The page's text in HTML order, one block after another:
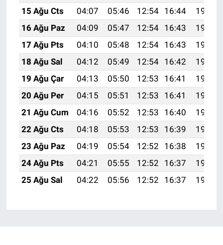
15 Ağu Cts
04:07 05:46 12:54 16:44
19:53
16 Ağu Paz
04:09 05:47 12:54 16:43
19:51
17 Ağu Pts
04:10 05:48 12:54 16:43
19:50
18 Ağu Sal
04:12 05:49 12:54 16:42
19:48
19 Ağu Çar
04:13 05:50 12:53 16:41
19:47
20 Ağu Per
04:15 05:51 12:53 16:41
19:45
21 Ağu Cum
04:16 05:52 12:53 16:40
19:44
22 Ağu Cts
04:18 05:53 12:53 16:39
19:42
23 Ağu Paz
04:19 05:54 12:52 16:38
19:41
24 Ağu Pts
04:21 05:55 12:52 16:37
19:39
25 Ağu Sal
04:22 05:56 12:52 16:37 19:38